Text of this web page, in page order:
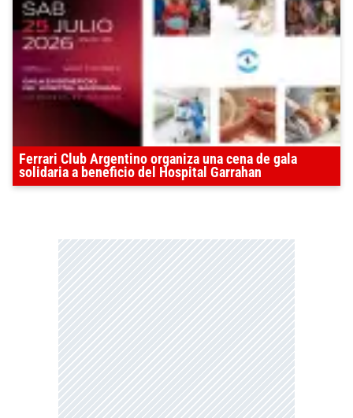
Ferrari Club Argentino organiza una cena de gala
solidaria a beneficio del Hospital Garrahan